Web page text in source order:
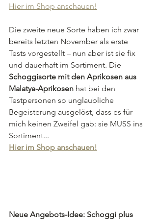
Hier im Shop anschauen!
Die zweite neue Sorte haben ich zwar
bereits letzten November als erste
Tests vorgestellt – nun aber ist sie fix
und dauerhaft im Sortiment. Die
Schoggisorte mit den Aprikosen aus
Malatya-Aprikosen hat bei den
Testpersonen so unglaubliche
Begeisterung ausgelöst, dass es für
mich keinen Zweifel gab: sie MUSS ins
Sortiment...
Hier im Shop anschauen!
Neue Angebots-Idee: Schoggi plus